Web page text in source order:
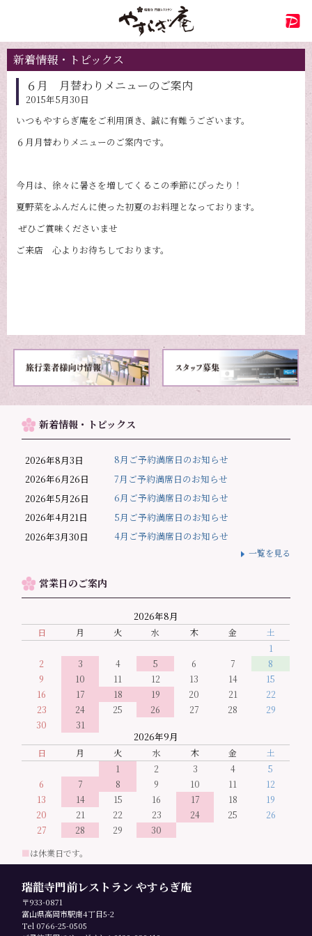
新着情報・トピックス
６月 月替わりメニューのご案内
2015年5月30日
いつもやすらぎ庵をご利用頂き、誠に有難うございます。
６月月替わりメニューのご案内です。
今月は、徐々に暑さを増してくるこの季節にぴったり！
夏野菜をふんだんに使った初夏のお料理となっております。
ぜひご賞味くださいませ
ご来店 心よりお待ちしております。
新着情報・トピックス
2026年8月3日
8月ご予約満席日のお知らせ
2026年6月26日
7月ご予約満席日のお知らせ
2026年5月26日
6月ご予約満席日のお知らせ
2026年4月21日
5月ご予約満席日のお知らせ
2026年3月30日
4月ご予約満席日のお知らせ
一覧を見る
営業日のご案内
2026年8月
日 月 火 水 木 金
土
1
2
3 4 5 6 7
8
9
10 11 12 13 14
15
16
17 18 19 20 21
22
23
24 25 26 27 28
29
30
31
2026年9月
日 月 火 水 木 金
土
1
2 3 4
5
6
7 8 9 10 11
12
13
14 15 16 17 18
19
20
21 22 23 24 25
26
27
28 29
30
■は休業日です。
瑞龍寺門前レストラン やすらぎ庵
〒933-0871
富山県高岡市駅南4丁目5-2
Tel 0766-25-0505